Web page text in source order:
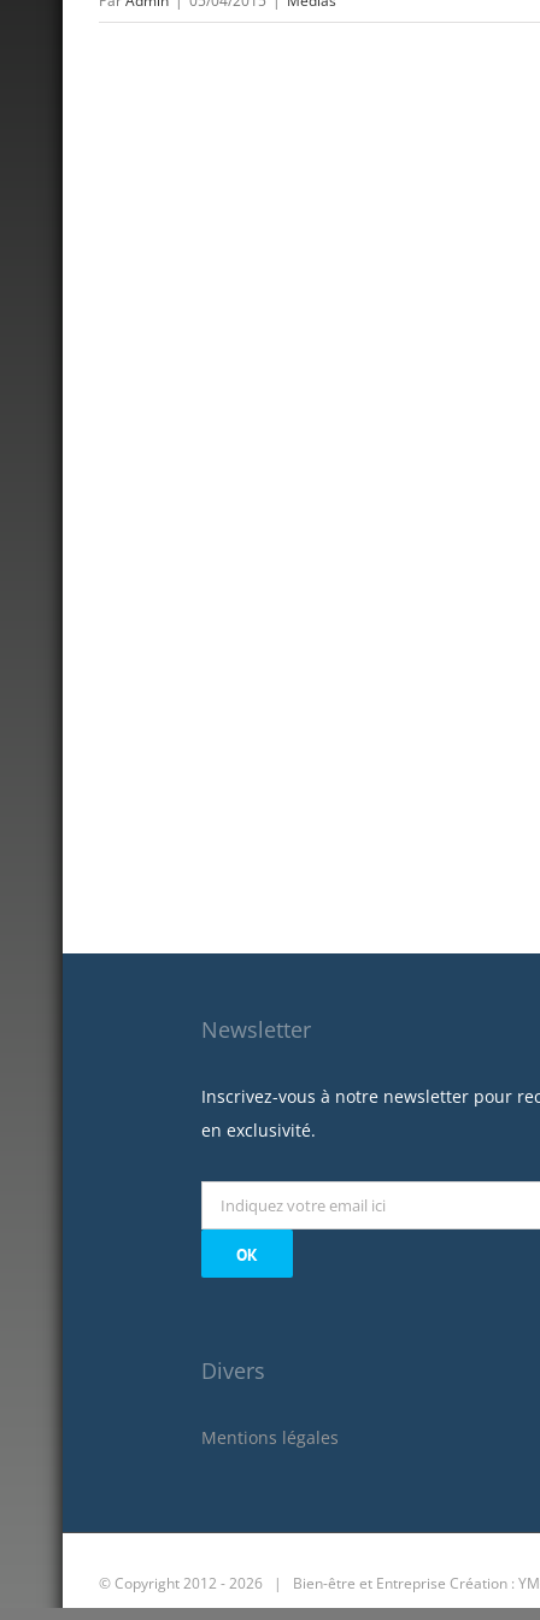
Newsletter
Inscrivez-vous à notre newsletter pour
en exclusivité.
Divers
Mentions légales
© Copyright 2012 -2026 | Bien-être et Entreprise Création :